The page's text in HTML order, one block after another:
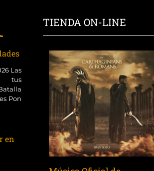
Las
tus
Pon
en
TIENDA ON-LINE